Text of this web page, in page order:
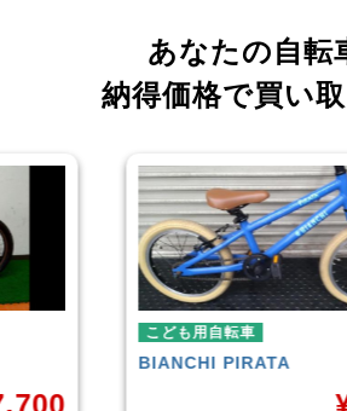
あなたの自転
納得価格で買い